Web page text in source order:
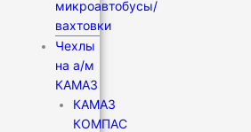
микроавтобусы/
вахтовки
Чехлы
на а/м
КАМАЗ
КАМАЗ
КОМПАС